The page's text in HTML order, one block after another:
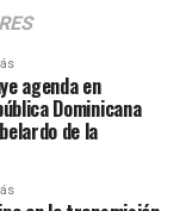
agenda en
Dominicana
de la